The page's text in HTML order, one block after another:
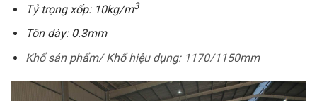
Tỷ trọng xốp: 10kg/m3
Tôn dày: 0.3mm
Khổ sản phẩm/ Khổ hiệu dụng: 1170/1150mm